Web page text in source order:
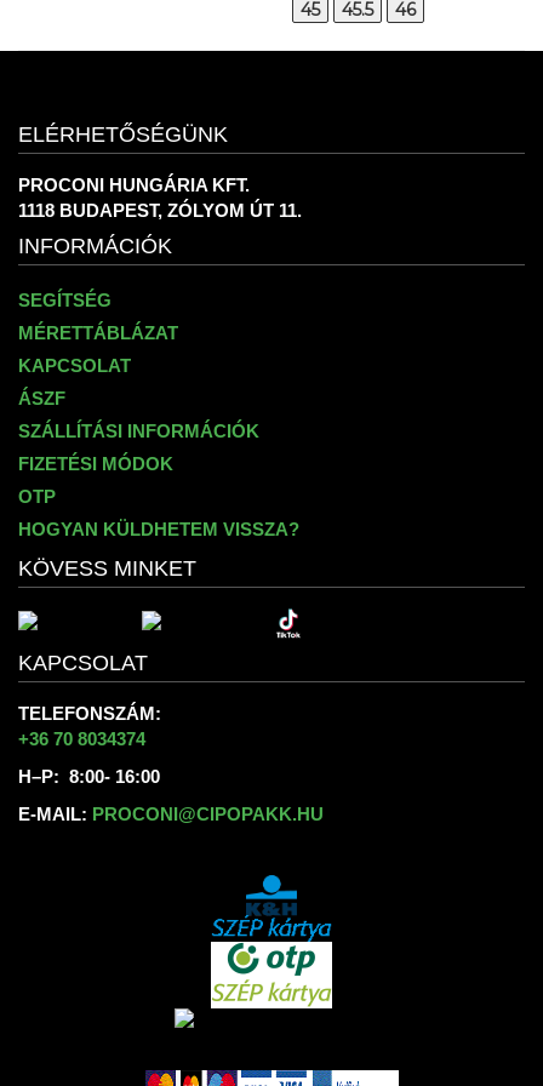
45
45.5 46
ELÉRHETŐSÉGÜNK
PROCONI HUNGÁRIA KFT.
1118 BUDAPEST, ZÓLYOM ÚT 11.
INFORMÁCIÓK
SEGÍTSÉG
MÉRETTÁBLÁZAT
KAPCSOLAT
ÁSZF
SZÁLLÍTÁSI INFORMÁCIÓK
FIZETÉSI MÓDOK
OTP
HOGYAN KÜLDHETEM VISSZA?
KÖVESS MINKET
KAPCSOLAT
TELEFONSZÁM:
+36 70 8034374
H–P: 8:00- 16:00
E-MAIL: PROCONI@CIPOPAKK.HU